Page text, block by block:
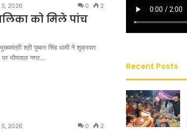
5, 2026 0 2
को मिले पांच
श्री पुष्कर सिंह धामी ने शुक्रवार
पर भीमताल नगर…
5, 2026 0 2
Recent Posts